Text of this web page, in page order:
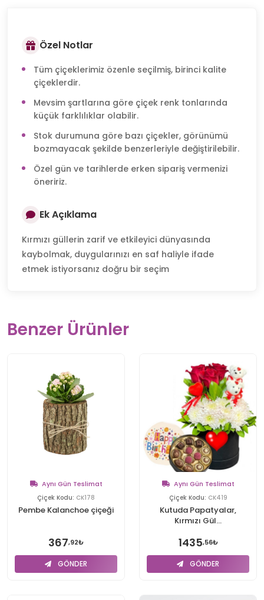
Özel Notlar
Tüm çiçeklerimiz özenle seçilmiş, birinci kalite
çiçeklerdir.
Mevsim şartlarına göre çiçek renk tonlarında
küçük farklılıklar olabilir.
Stok durumuna göre bazı çiçekler, görünümü
bozmayacak şekilde benzerleriyle değiştirilebilir.
Özel gün ve tarihlerde erken sipariş vermenizi
öneririz.
Ek Açıklama
Kırmızı güllerin zarif ve etkileyici dünyasında
kaybolmak, duygularınızı en saf haliyle ifade
etmek istiyorsanız doğru bir seçim
Benzer Ürünler
Aynı Gün Teslimat
Çiçek Kodu: CK178
Pembe Kalanchoe çiçeği
367,92₺
GÖNDER
Aynı Gün Teslimat
Çiçek Kodu: CK419
Kutuda Papatyalar,
Kırmızı Gül...
1435,56₺
GÖNDER